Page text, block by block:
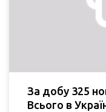
За добу 325
Всього в